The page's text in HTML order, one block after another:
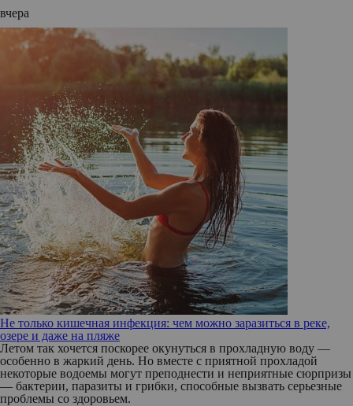
вчера
Не только кишечная инфекция: чем можно заразиться в реке,
озере и даже на пляже
Летом так хочется поскорее окунуться в прохладную воду —
особенно в жаркий день. Но вместе с приятной прохладой
некоторые водоемы могут преподнести и неприятные сюрпризы
— бактерии, паразиты и грибки, способные вызвать серьезные
проблемы со здоровьем.